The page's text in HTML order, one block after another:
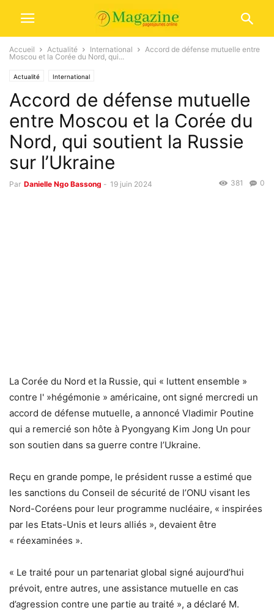
Accueil Actualité International
Accord de défense mutuelle entre
Moscou et la Corée du Nord, qui...
Actualité International
Accord de défense mutuelle
entre Moscou et la Corée du
Nord, qui soutient la Russie
sur l’Ukraine
Par Danielle Ngo Bassong - 19 juin 2024 0
381
La Corée du Nord et la Russie, qui « luttent ensemble »
contre l' »hégémonie » américaine, ont signé mercredi un
accord de défense mutuelle, a annoncé Vladimir Poutine
qui a remercié son hôte à Pyongyang Kim Jong Un pour
son soutien dans sa guerre contre l’Ukraine.
Reçu en grande pompe, le président russe a estimé que
les sanctions du Conseil de sécurité de l’ONU visant les
Nord-Coréens pour leur programme nucléaire, « inspirées
par les Etats-Unis et leurs alliés », devaient être
« réexaminées ».
« Le traité pour un partenariat global signé aujourd’hui
prévoit, entre autres, une assistance mutuelle en cas
d’agression contre une partie au traité », a déclaré M.